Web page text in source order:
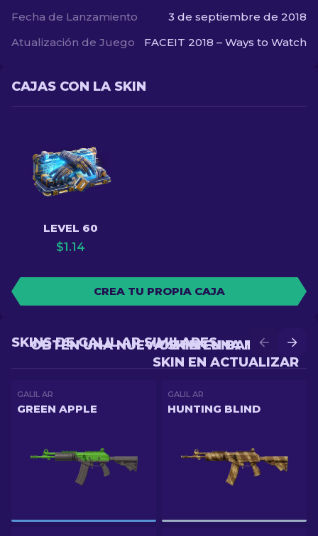
Fecha de Lanzamiento
3 de septiembre de 2018
Atualización de Juego
FACEIT 2018 – Ways to Watch
CAJAS CON LA SKIN
LEVEL 60
$1.14
CREA TU PROPIA CAJA
OBTÉN UNA MEJOR
SKIN EN ACTUALIZAR
OBTÉN UNA NUEVA SKIN EN BATALLA
SKINS DE GALIL AR SIMILARES
GALIL AR
GREEN APPLE
GALIL AR
HUNTING BLIND